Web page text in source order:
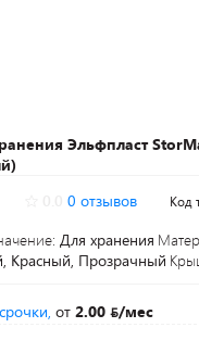
Эльфпласт
0 отзывов Код
Для хранения
Красный, Прозрачный
от 2.00
/мес